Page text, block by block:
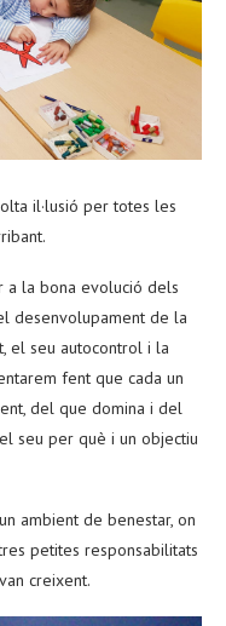
il·lusió per totes les
a la bona evolució dels
desenvolupament de la
el seu autocontrol i la
fent que cada un
del que domina i del
seu per què i un objectiu
ambient de benestar, on
petites responsabilitats
creixent.